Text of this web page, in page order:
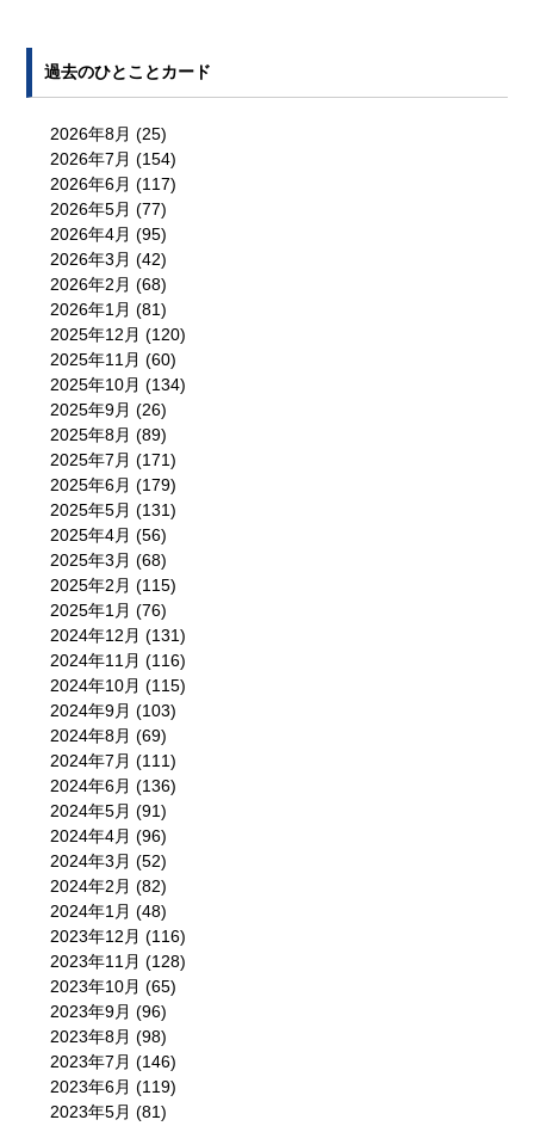
過去のひとことカード
2026年8月 (25)
2026年7月 (154)
2026年6月 (117)
2026年5月 (77)
2026年4月 (95)
2026年3月 (42)
2026年2月 (68)
2026年1月 (81)
2025年12月 (120)
2025年11月 (60)
2025年10月 (134)
2025年9月 (26)
2025年8月 (89)
2025年7月 (171)
2025年6月 (179)
2025年5月 (131)
2025年4月 (56)
2025年3月 (68)
2025年2月 (115)
2025年1月 (76)
2024年12月 (131)
2024年11月 (116)
2024年10月 (115)
2024年9月 (103)
2024年8月 (69)
2024年7月 (111)
2024年6月 (136)
2024年5月 (91)
2024年4月 (96)
2024年3月 (52)
2024年2月 (82)
2024年1月 (48)
2023年12月 (116)
2023年11月 (128)
2023年10月 (65)
2023年9月 (96)
2023年8月 (98)
2023年7月 (146)
2023年6月 (119)
2023年5月 (81)